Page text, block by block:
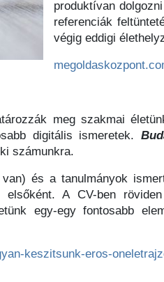
produktívan
referenciák
végig eddigi
meg szakmai
digitális ismeretek.
számunkra.
és a tanulmányok
A CV-ben
egy-egy fontosabb
keszitsunk-eros-